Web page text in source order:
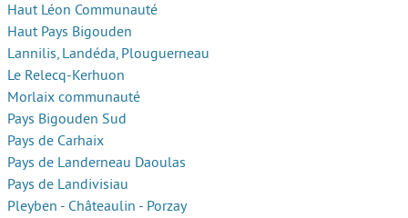
Haut Léon Communauté
Haut Pays Bigouden
Lannilis, Landéda, Plouguerneau
Le Relecq-Kerhuon
Morlaix communauté
Pays Bigouden Sud
Pays de Carhaix
Pays de Landerneau Daoulas
Pays de Landivisiau
Pleyben - Châteaulin - Porzay